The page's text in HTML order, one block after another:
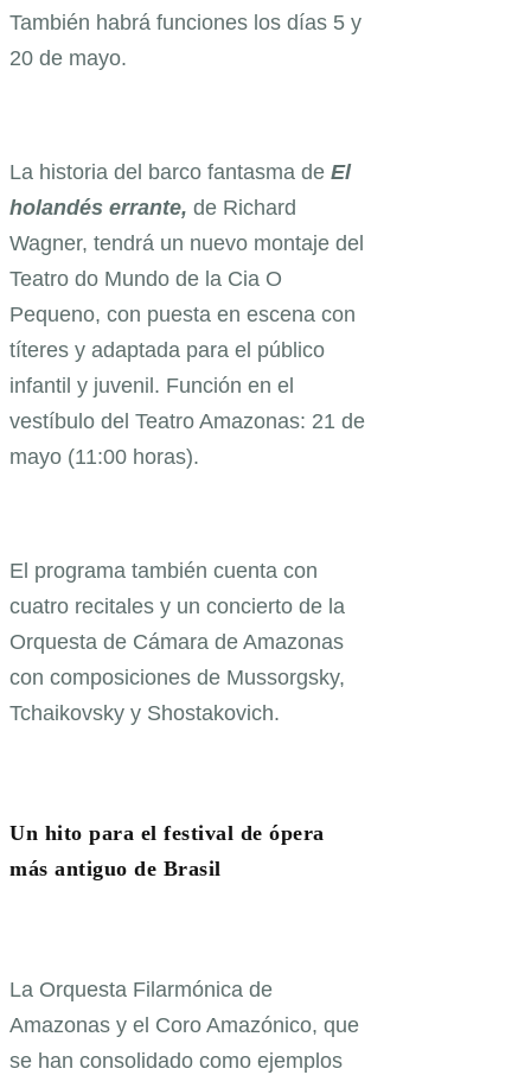
También habrá funciones los días 5 y
20 de mayo.
La historia del barco fantasma de El
holandés errante, de Richard
Wagner, tendrá un nuevo montaje del
Teatro do Mundo de la Cia O
Pequeno, con puesta en escena con
títeres y adaptada para el público
infantil y juvenil. Función en el
vestíbulo del Teatro Amazonas: 21 de
mayo (11:00 horas).
El programa también cuenta con
cuatro recitales y un concierto de la
Orquesta de Cámara de Amazonas
con composiciones de Mussorgsky,
Tchaikovsky y Shostakovich.
Un hito para el festival de ópera
más antiguo de Brasil
La Orquesta Filarmónica de
Amazonas y el Coro Amazónico, que
se han consolidado como ejemplos